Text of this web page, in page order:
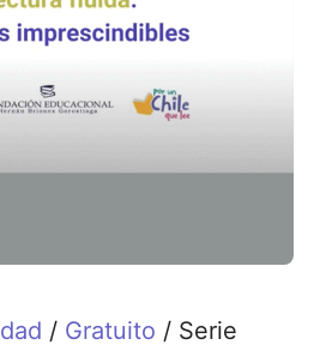
/ Gratuito / Serie